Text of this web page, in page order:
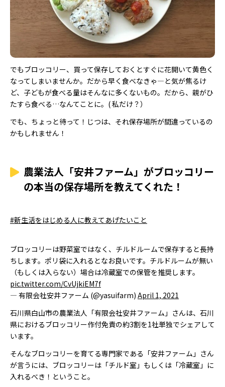
でもブロッコリー、買って保存しておくとすぐに花開いて黄色く
なってしまいませんか。だから早く食べなきゃ―と気が焦るけ
ど、子どもが食べる量はそんなに多くないもの。だから、親がひ
たすら食べる…なんてことに。( 私だけ？）
でも、ちょっと待って！じつは、それ保存場所が間違っているの
かもしれません！
農業法人「安井ファーム」がブロッコリー
の本当の保存場所を教えてくれた！
#新生活をはじめる人に教えてあげたいこと
ブロッコリーは野菜室ではなく、チルドルームで保存すると長持
ちします。ポリ袋に入れるとなお良いです。チルドルームが無い
（もしくは入らない）場合は冷蔵室での保管を推奨します。
pic.twitter.com/CvUjkiEM7f
— 有限会社安井ファーム (@yasuifarm) April 1, 2021
石川県白山市の農業法人「有限会社安井ファーム」さんは、石川
県におけるブロッコリー作付免責の約3割を1社単独でシェアして
います。
そんなブロッコリーを育てる専門家である「安井ファーム」さん
が言うには、ブロッコリーは「チルド室」もしくは「冷蔵室」に
入れるべき！ということ。